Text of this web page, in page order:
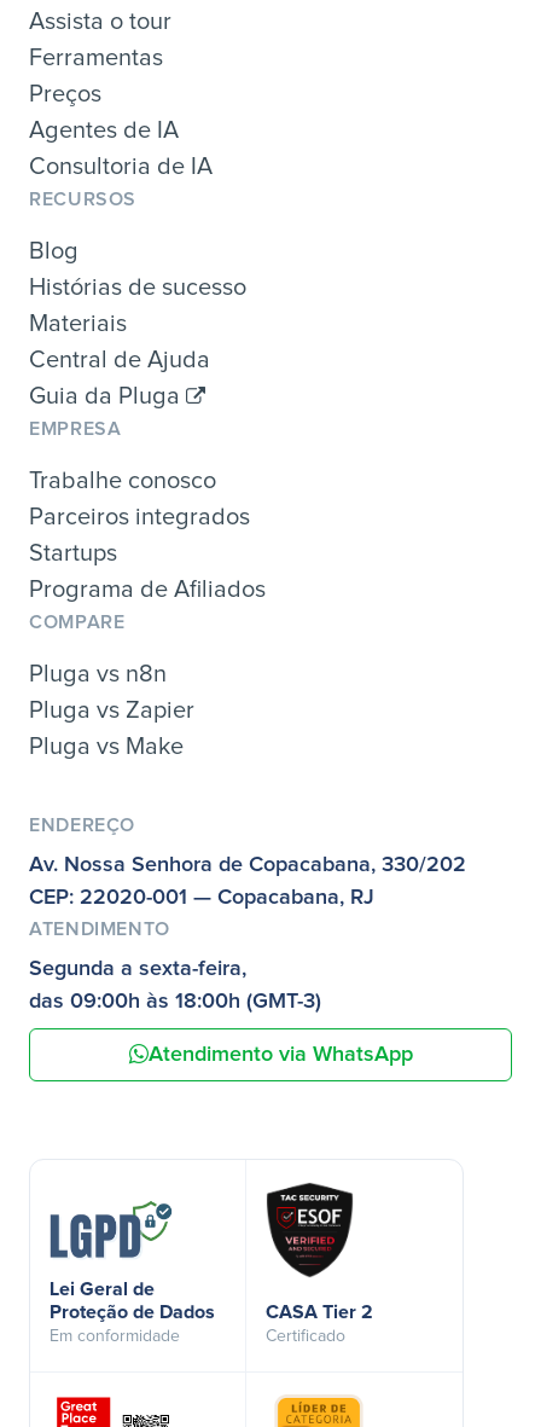
Assista o tour
Ferramentas
Preços
Agentes de IA
Consultoria de IA
RECURSOS
Blog
Histórias de sucesso
Materiais
Central de Ajuda
Guia da Pluga
EMPRESA
Trabalhe conosco
Parceiros integrados
Startups
Programa de Afiliados
COMPARE
Pluga vs n8n
Pluga vs Zapier
Pluga vs Make
ENDEREÇO
Av. Nossa Senhora de Copacabana, 330/202
CEP: 22020-001 — Copacabana, RJ
ATENDIMENTO
Segunda a sexta-feira,
das 09:00h às 18:00h (GMT-3)
Atendimento via WhatsApp
Lei Geral de
Proteção de Dados
Em conformidade
CASA Tier 2
Certificado